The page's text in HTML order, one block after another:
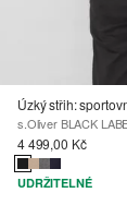
Úzký střih:
s.Oliver BLACK
4 499,00 Kč
UDRŽITELNÉ